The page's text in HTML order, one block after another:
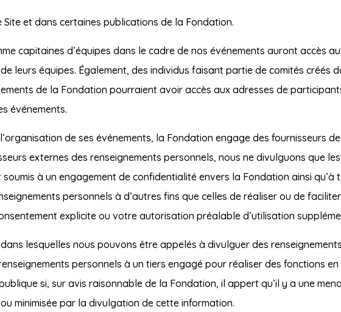
et dans certaines publications de la Fondation.
capitaines d’équipes dans le cadre de nos événements auront accès
leurs équipes. Également, des individus faisant partie de comités créés
de la Fondation pourraient avoir accès aux adresses de
événements.
de ses événements, la Fondation engage des fournisseurs
externes des renseignements personnels, nous ne divulguons que
à un engagement de confidentialité envers la Fondation ainsi qu’à
personnels à d’autres fins que celles de réaliser ou de
explicite ou votre autorisation préalable d’utilisation
lesquelles nous pouvons être appelés à divulguer des
personnels à un tiers engagé pour réaliser des fonctions
si, sur avis raisonnable de la Fondation, il appert qu’il y a une
minimisée par la divulgation de cette information.